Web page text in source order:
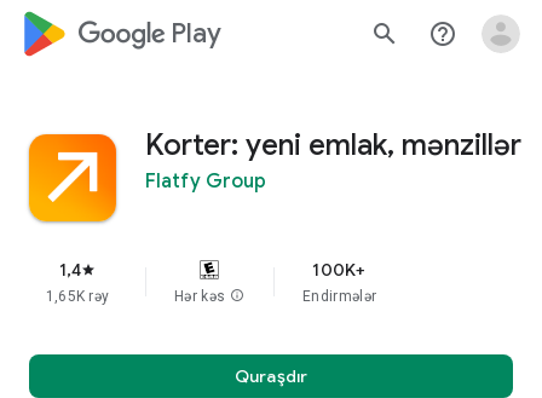
google_logo Play search help_outline
Korter: yeni emlak, mənzillər
Flatfy Group
1,4star
1,65K rəy Hər kəs info
100K+
Endirmələr
Quraşdır